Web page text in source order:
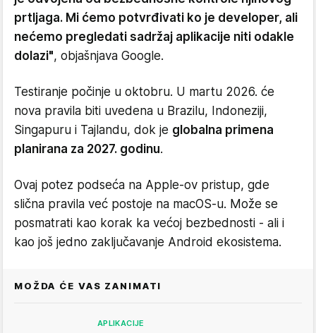
prtljaga. Mi ćemo potvrđivati ko je developer, ali
nećemo pregledati sadržaj aplikacije niti odakle
dolazi", objašnjava Google.
Testiranje počinje u oktobru. U martu 2026. će
nova pravila biti uvedena u Brazilu, Indoneziji,
Singapuru i Tajlandu, dok je globalna primena
planirana za 2027. godinu.
Ovaj potez podseća na Apple-ov pristup, gde
slična pravila već postoje na macOS-u. Može se
posmatrati kao korak ka većoj bezbednosti - ali i
kao još jedno zaključavanje Android ekosistema.
MOŽDA ĆE VAS ZANIMATI
APLIKACIJE